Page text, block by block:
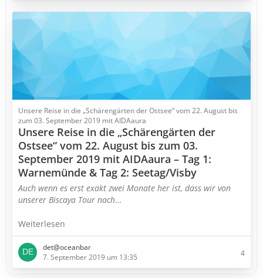
Unsere Reise in die „Schärengärten der Ostsee“ vom 22. August bis
zum 03. September 2019 mit AIDAaura
Unsere Reise in die „Schärengärten der
Ostsee“ vom 22. August bis zum 03.
September 2019 mit AIDAaura – Tag 1:
Warnemünde & Tag 2: Seetag/Visby
Auch wenn es erst exakt zwei Monate her ist, dass wir von
unserer Biscaya Tour nach…
Weiterlesen
det@oceanbar
7. September 2019 um 13:35
4